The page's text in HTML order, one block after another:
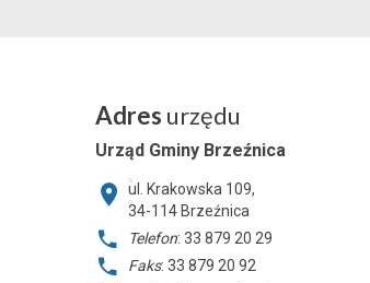
Adres urzędu
Urząd Gminy Brzeźnica
ul. Krakowska 109,
34-114 Brzeźnica
Telefon: 33 879 20 29
Faks: 33 879 20 92